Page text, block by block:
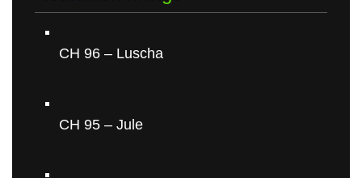
CH 96 – Luscha
CH 95 – Jule